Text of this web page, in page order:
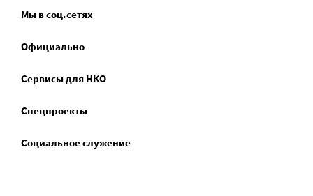
Мы в соц.сетях
Официально
Сервисы для НКО
Спецпроекты
Социальное служение